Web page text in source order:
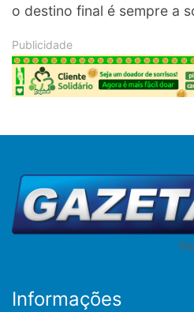
o destino final é sempre a
Informações